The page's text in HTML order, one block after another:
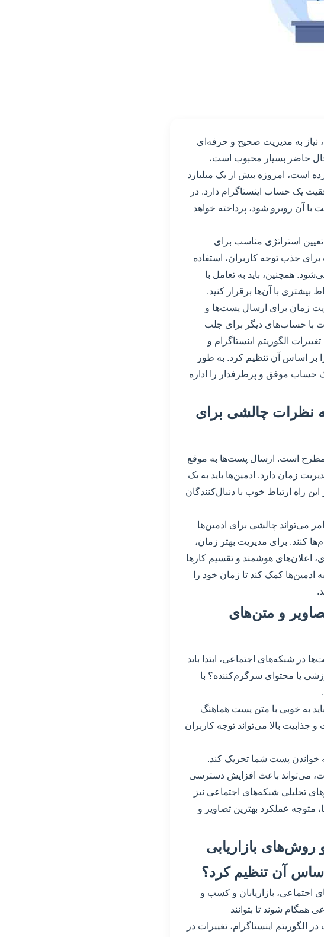
نیاز به مدیریت صحیح و حرفه‌ای
حاضر بسیار محبوب است،
۲۰۱۰ فعالیت خود را آغاز کرده است، امروزه بیش از یک میلیارد
یک حساب اینستاگرام دارد. در
با آن روبرو شود، پرداخته خواهد
استراتژی مناسب برای
جذب توجه کاربران، استفاده
همچنین، باید به تعامل با
بیشتری با آن‌ها برقرار کنید.
زمان برای ارسال پست‌ها و
با حساب‌های دیگر برای جلب
الگوریتم اینستاگرام و
بر اساس آن تنظیم کرد. به طور
حساب موفق و پرطرفدار را اداره
نظرات چالشی برای
مطرح است. ارسال پست‌ها به موقع
زمان دارد. ادمین‌ها باید به یک
راه ارتباط خوب با دنبال‌کنندگان
می‌تواند چالشی برای ادمین‌ها
کنند. برای مدیریت بهتر زمان،
اعلان‌های هوشمند و تقسیم کارها
ادمین‌ها کمک کند تا زمان خود را
و متن‌های
در شبکه‌های اجتماعی، ابتدا باید
یا محتوای سرگرم‌کننده؟ با
به خوبی با متن پست هماهنگ
جذابیت بالا می‌تواند توجه کاربران
خواندن پست شما تحریک کند.
می‌تواند باعث افزایش دسترسی
تحلیلی شبکه‌های اجتماعی نیز
متوجه عملکرد بهترین تصاویر و
روش‌های بازاریابی
آن تنظیم کرد؟
اجتماعی، بازاریابان و کسب و
همگام شوند تا بتوانند
الگوریتم اینستاگرام، تغییرات در